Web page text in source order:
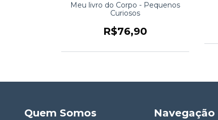
Meu livro do Corpo - Pequenos
Curiosos
R$76,90
Quem Somos Navegação